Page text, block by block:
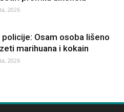
2026
Osam osoba lišeno
marihuana i kokain
2026